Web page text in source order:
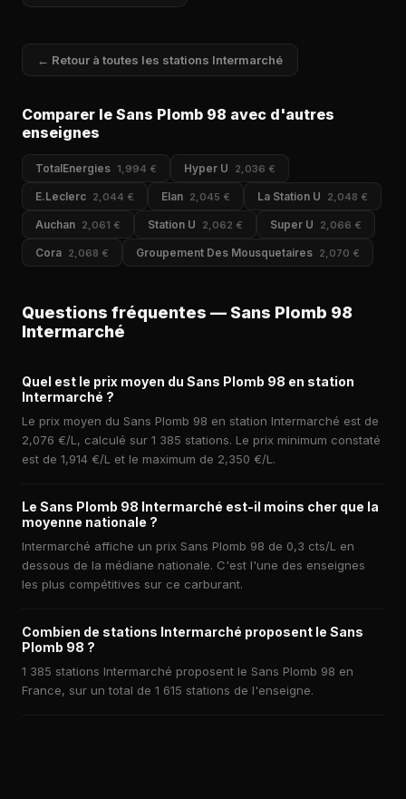
← Retour à toutes les stations Intermarché
Comparer le Sans Plomb 98 avec d'autres
enseignes
TotalEnergies 1,994 € Hyper U 2,036 €
E.Leclerc 2,044 € Elan 2,045 € La Station U 2,048 €
Auchan 2,061 € Station U 2,062 € Super U 2,066 €
Cora 2,068 € Groupement Des Mousquetaires 2,070 €
Questions fréquentes — Sans Plomb 98
Intermarché
Quel est le prix moyen du Sans Plomb 98 en station
Intermarché ?
Le prix moyen du Sans Plomb 98 en station Intermarché est de
2,076 €/L, calculé sur 1 385 stations. Le prix minimum constaté
est de 1,914 €/L et le maximum de 2,350 €/L.
Le Sans Plomb 98 Intermarché est-il moins cher que la
moyenne nationale ?
Intermarché affiche un prix Sans Plomb 98 de 0,3 cts/L en
dessous de la médiane nationale. C'est l'une des enseignes
les plus compétitives sur ce carburant.
Combien de stations Intermarché proposent le Sans
Plomb 98 ?
1 385 stations Intermarché proposent le Sans Plomb 98 en
France, sur un total de 1 615 stations de l'enseigne.